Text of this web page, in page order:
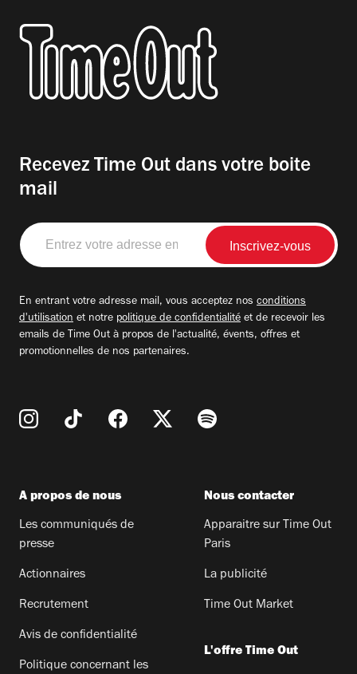
Recevez Time Out dans votre boite
mail
Entrez
votre
adresse
En entrant votre adresse mail, vous acceptez nos conditions
d'utilisation et notre politique de confidentialité et de recevoir les
emails de Time Out à propos de l'actualité, évents, offres et
promotionnelles de nos partenaires.
A propos de nous
Les communiqués de
presse
Actionnaires
Recrutement
Avis de confidentialité
Politique concernant les
Nous contacter
Apparaitre sur Time Out
Paris
La publicité
Time Out Market
L'offre Time Out